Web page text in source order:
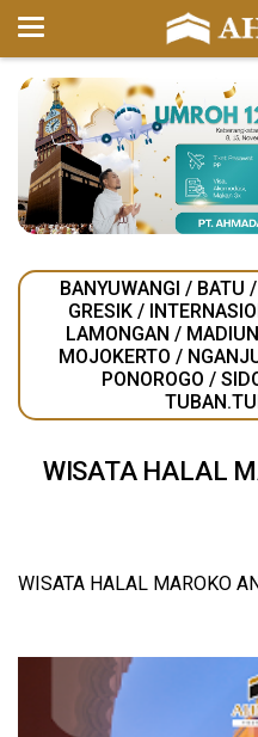
BANYUWANGI / BATU /
GRESIK/
LAMONGAN / MADIUN
MOJOKERTO /
PONOROGO /
WISATA HALAL
WISATA HALAL MAROKO